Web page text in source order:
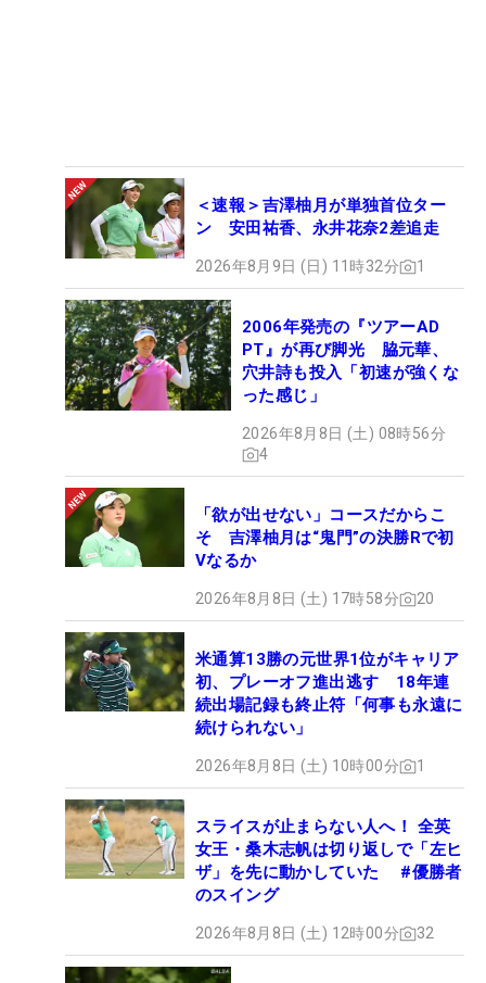
＜速報＞吉澤柚月が単独首位ター
ン 安田祐香、永井花奈2差追走
2026年8月9日 (日) 11時32分 1
2006年発売の『ツアーAD
PT』が再び脚光 脇元華、
穴井詩も投入「初速が強くな
った感じ」
2026年8月8日 (土) 08時56分
4
「欲が出せない」コースだからこ
そ 吉澤柚月は“鬼門”の決勝Rで初
Vなるか
2026年8月8日 (土) 17時58分 20
米通算13勝の元世界1位がキャリア
初、プレーオフ進出逃す 18年連
続出場記録も終止符「何事も永遠に
続けられない」
2026年8月8日 (土) 10時00分 1
スライスが止まらない人へ！ 全英
女王・桑木志帆は切り返しで「左ヒ
ザ」を先に動かしていた #優勝者
のスイング
2026年8月8日 (土) 12時00分 32